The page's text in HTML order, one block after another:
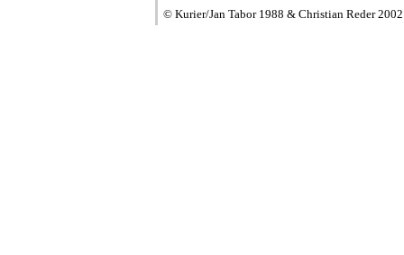
© Kurier/Jan Tabor 1988 & Christian Reder 2002